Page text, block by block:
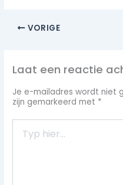
VORIGE
Laat een reactie
Je e-mailadres wordt niet
zijn gemarkeerd met *
hier...